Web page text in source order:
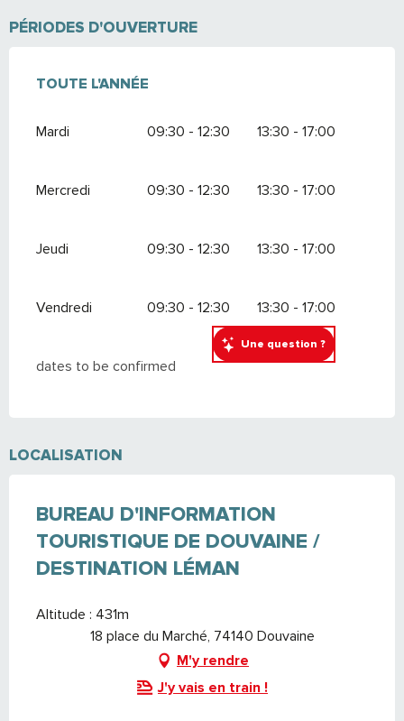
Une question ?
PÉRIODES D'OUVERTURE
TOUTE L'ANNÉE
TOUTE L'ANNÉE
Mardi 09:30 - 12:30 13:30 - 17:00
Mercredi 09:30 - 12:30 13:30 - 17:00
Jeudi 09:30 - 12:30 13:30 - 17:00
Vendredi 09:30 - 12:30 13:30 - 17:00
dates to be confirmed
LOCALISATION
BUREAU D'INFORMATION
TOURISTIQUE DE DOUVAINE /
DESTINATION LÉMAN
Altitude : 431m
18 place du Marché, 74140 Douvaine
M'y rendre
J'y vais en train !